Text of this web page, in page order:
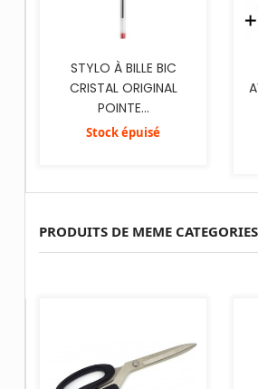
STYLO À BILLE BIC
CRISTAL ORIGINAL
POINTE...
Stock épuisé
PRODUITS DE MEME CATEGORIES